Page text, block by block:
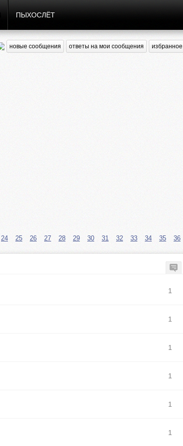
ПЫХОСЛЁТ
новые сообщения ответы на мои сообщения избранное
24 25 26 27 28 29 30 31 32 33 34 35 36
1
1
1
1
1
1